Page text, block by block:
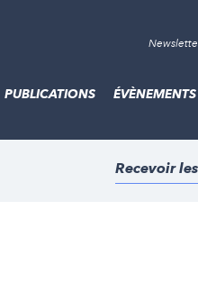
PUBLICATIONS ÉVÈNEMENTS
Recevoir